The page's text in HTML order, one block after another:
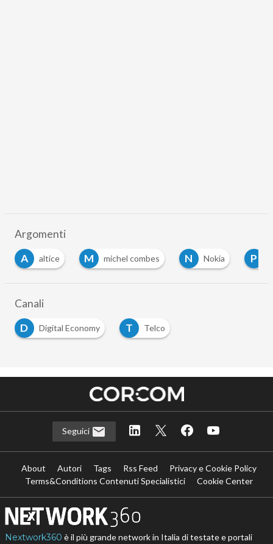
Argomenti
A
altice M michel combes N Nokia P
Canali
D
Digital Economy T Telco
Seguici
About Autori Tags Rss Feed
Privacy e Cookie Policy
Terms&Conditions Contenuti Specialistici
Cookie Center
Nextwork360 è il più grande network in Italia di testate e portali